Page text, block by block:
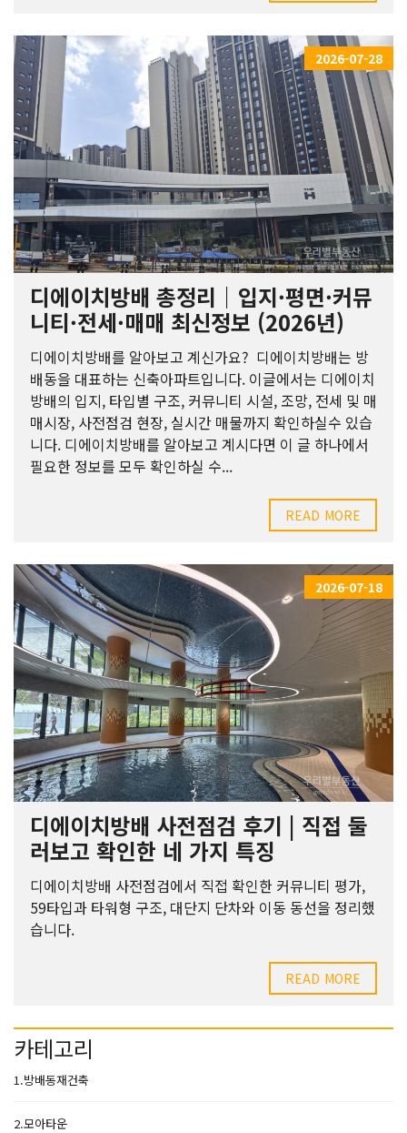
2026-07-28
디에이치방배 총정리｜입지·평면·커뮤
니티·전세·매매 최신정보 (2026년)
디에이치방배를 알아보고 계신가요? 디에이치방배는 방
배동을 대표하는 신축아파트입니다. 이글에서는 디에이치
방배의 입지, 타입별 구조, 커뮤니티 시설, 조망, 전세 및 매
매시장, 사전점검 현장, 실시간 매물까지 확인하실수 있습
니다. 디에이치방배를 알아보고 계시다면 이 글 하나에서
필요한 정보를 모두 확인하실 수...
READ MORE
2026-07-18
디에이치방배 사전점검 후기 | 직접 둘
러보고 확인한 네 가지 특징
디에이치방배 사전점검에서 직접 확인한 커뮤니티 평가,
59타입과 타워형 구조, 대단지 단차와 이동 동선을 정리했
습니다.
READ MORE
카테고리
1.방배동재건축
2.모아타운